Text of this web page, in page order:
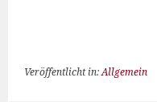
Veröffentlicht in:Allgemein